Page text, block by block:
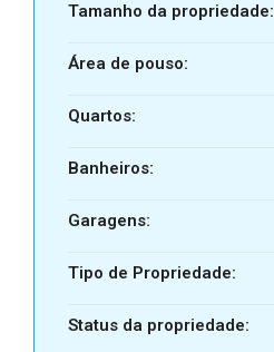
Tamanho da propriedade:
Área de pouso:
Quartos:
Banheiros:
Garagens:
Tipo de Propriedade:
Status da propriedade: